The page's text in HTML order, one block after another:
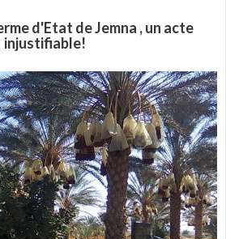
d'Etat de Jemna , un acte
injustifiable!